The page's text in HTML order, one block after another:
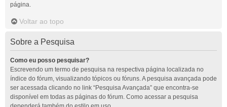
página.
Voltar ao topo
Sobre a Pesquisa
Como eu posso pesquisar?
Escrevendo um termo de pesquisa na respectiva página localizada no
índice do fórum, visualizando tópicos ou fóruns. A pesquisa avançada pode
ser acessada clicando no link “Pesquisa Avançada” que encontra-se
disponível em todas as páginas do fórum. Como acessar a pesquisa